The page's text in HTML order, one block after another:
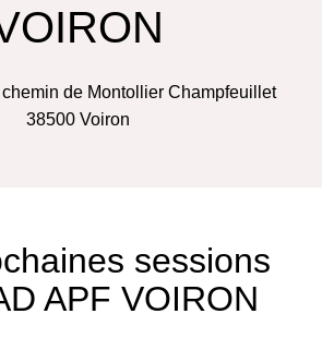
chemin de Montollier Champfeuillet
38500 Voiron
sessions
APF VOIRON